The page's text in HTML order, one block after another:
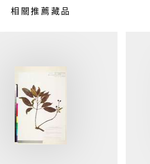
相關推薦藏品